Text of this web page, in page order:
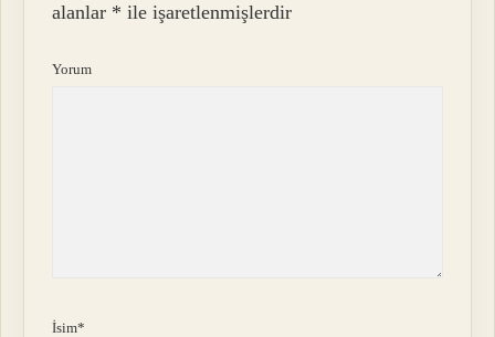
alanlar * ile işaretlenmişlerdir
Yorum
İsim*